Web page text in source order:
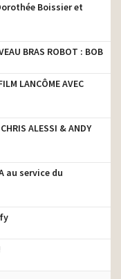
Boissier et
BRAS ROBOT : BOB
LANCÔME AVEC
ALESSI & ANDY
au service du